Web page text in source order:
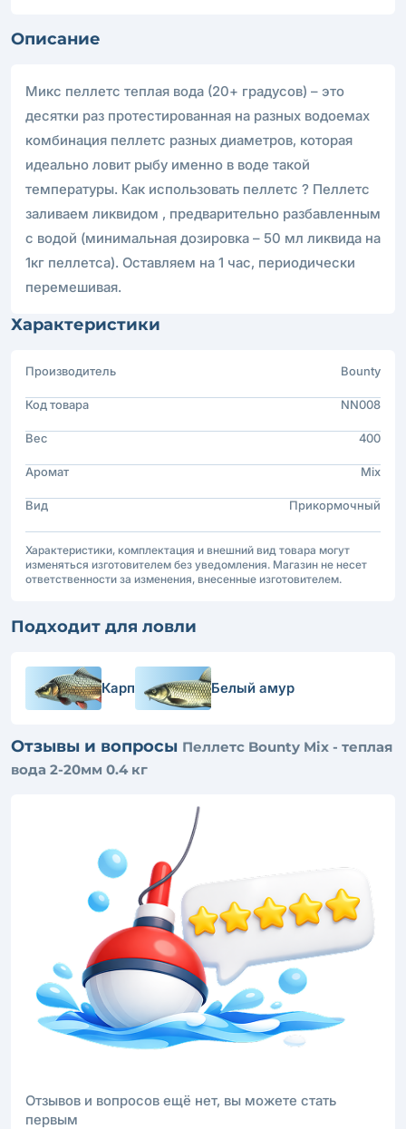
Описание
Микс пеллетс теплая вода (20+ градусов) – это
десятки раз протестированная на разных водоемах
комбинация пеллетс разных диаметров, которая
идеально ловит рыбу именно в воде такой
температуры. Как использовать пеллетс ? Пеллетс
заливаем ликвидом , предварительно разбавленным
с водой (минимальная дозировка – 50 мл ликвида на
1кг пеллетса). Оставляем на 1 час, периодически
перемешивая.
Характеристики
Производитель Bounty
Код товара NN008
Вес 400
Аромат Mix
Вид Прикормочный
Характеристики, комплектация и внешний вид товара могут
изменяться изготовителем без уведомления. Магазин не несет
ответственности за изменения, внесенные изготовителем.
Подходит для ловли
Карп Белый амур
Отзывы и вопросы Пеллетс Bounty Mix - теплая
вода 2-20мм 0.4 кг
Отзывов и вопросов ещё нет, вы можете стать
первым